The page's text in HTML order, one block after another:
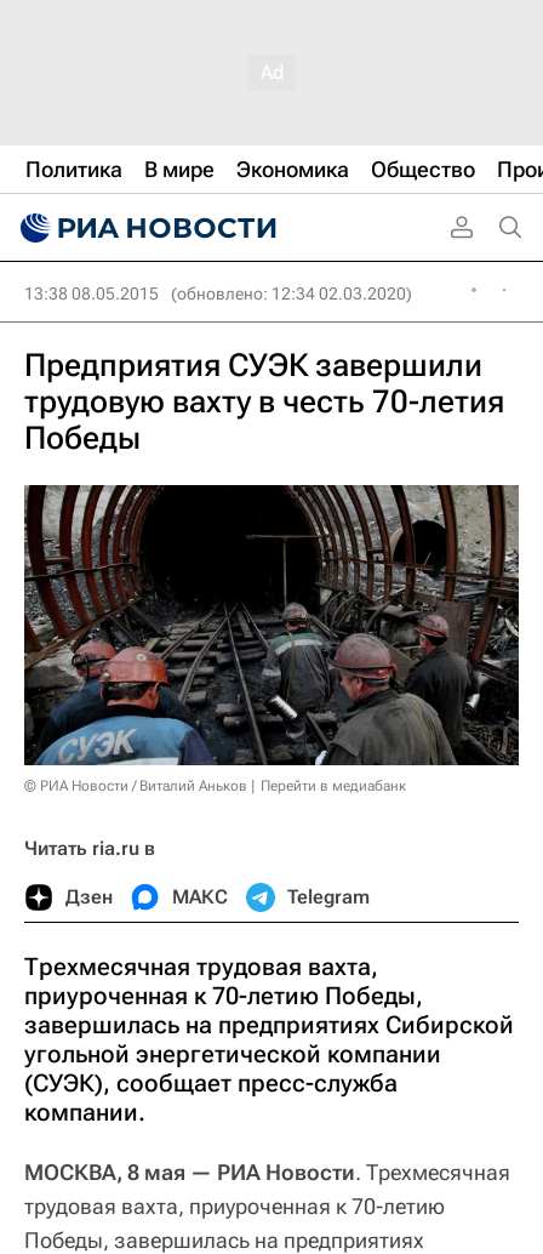
Политика В мире Экономика Общество
13:38 08.05.2015 (обновлено: 12:34 02.03.2020)
Предприятия СУЭК завершили
трудовую вахту в честь 70-летия
Победы
© РИА Новости / Виталий Аньков Перейти в медиабанк
Читать ria.ru в
Дзен МАКС Telegram
Трехмесячная трудовая вахта,
приуроченная к 70-летию Победы,
завершилась на предприятиях Сибирской
угольной энергетической компании
(СУЭК), сообщает пресс-служба
компании.
МОСКВА, 8 мая — РИА Новости. Трехмесячная
трудовая вахта, приуроченная к 70-летию
Победы, завершилась на предприятиях